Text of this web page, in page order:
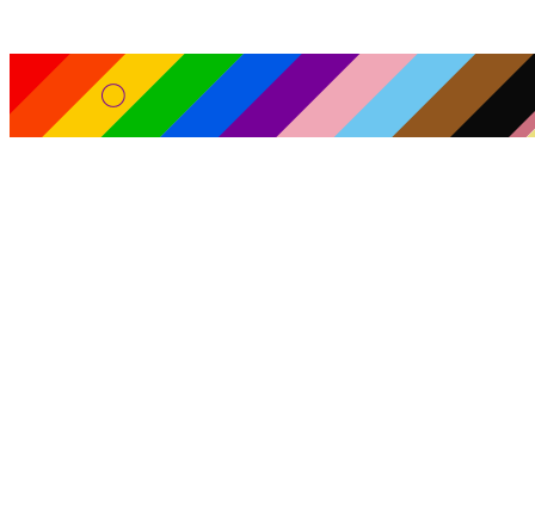
ST.PRIDE © 2026. Alle Rechte vorbehalten.